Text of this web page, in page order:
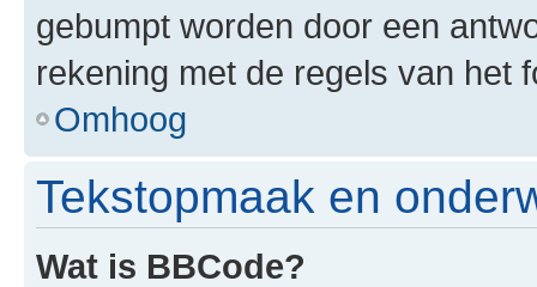
gebumpt worden door een
rekening met de regels van het
Omhoog
Tekstopmaak en
Wat is BBCode?